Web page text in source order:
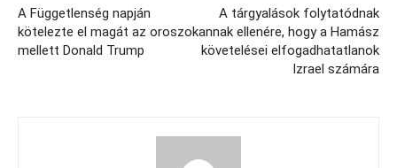
A Függetlenség napján
kötelezte el magát az oroszok
mellett Donald Trump
A tárgyalások folytatódnak
annak ellenére, hogy a Hamász
követelései elfogadhatatlanok
Izrael számára